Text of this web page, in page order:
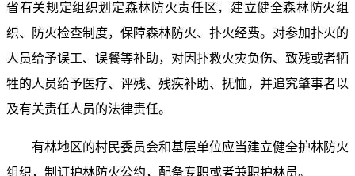
省有关规定组织划定森林防火责任区，建立健全森林防火组
织、防火检查制度，保障森林防火、扑火经费。对参加扑火的
人员给予误工、误餐等补助，对因扑救火灾负伤、致残或者牺
牲的人员给予医疗、评残、残疾补助、抚恤，并追究肇事者以
及有关责任人员的法律责任。
有林地区的村民委员会和基层单位应当建立健全护林防火
组织，制订护林防火公约，配备专职或者兼职护林员。